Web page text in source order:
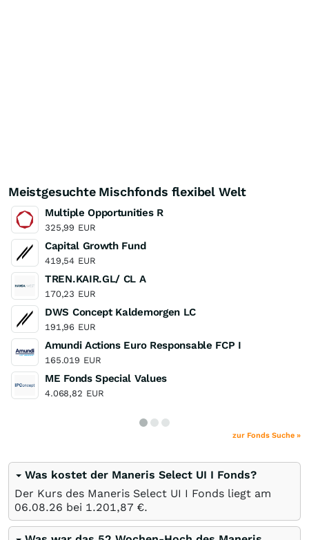
Meistgesuchte Mischfonds flexibel Welt
Multiple Opportunities R
325,99 EUR
Capital Growth Fund
419,54 EUR
TREN.KAIR.GL/ CL A
170,23 EUR
DWS Concept Kaldemorgen LC
191,96 EUR
Amundi Actions Euro Responsable FCP I
165.019 EUR
ME Fonds Special Values
4.068,82 EUR
zur Fonds Suche »
Was kostet der Maneris Select UI I Fonds?
Der Kurs des Maneris Select UI I Fonds liegt am
06.08.26 bei 1.201,87 €.